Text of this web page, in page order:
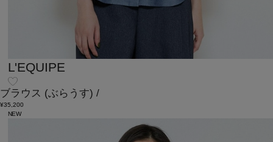
L'EQUIPE
ブラウス (ぶらうす) /
¥35,200
NEW